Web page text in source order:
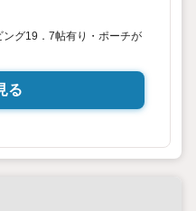
グ19．7帖有り・ポーチが
る